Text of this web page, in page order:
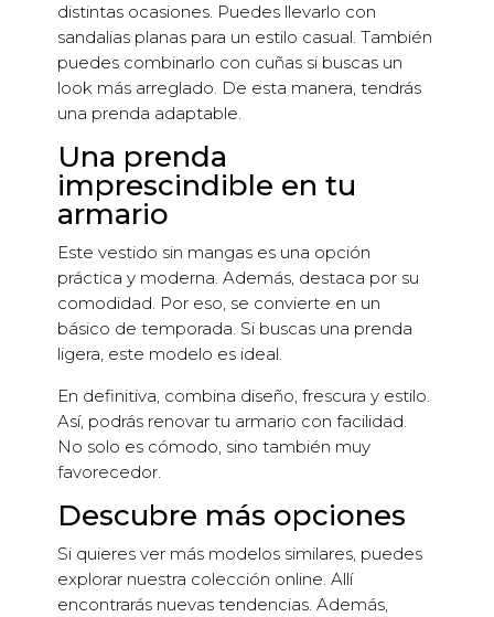
distintas ocasiones. Puedes llevarlo con
sandalias planas para un estilo casual. También
puedes combinarlo con cuñas si buscas un
look más arreglado. De esta manera, tendrás
una prenda adaptable.
Una prenda
imprescindible en tu
armario
Este vestido sin mangas es una opción
práctica y moderna. Además, destaca por su
comodidad. Por eso, se convierte en un
básico de temporada. Si buscas una prenda
ligera, este modelo es ideal.
En definitiva, combina diseño, frescura y estilo.
Así, podrás renovar tu armario con facilidad.
No solo es cómodo, sino también muy
favorecedor.
Descubre más opciones
Si quieres ver más modelos similares, puedes
explorar nuestra colección online. Allí
encontrarás nuevas tendencias. Además,